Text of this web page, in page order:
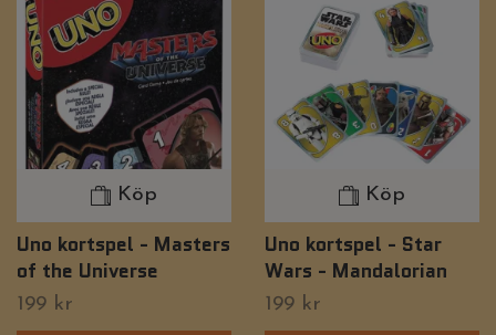
Köp
Uno kortspel - Masters
of the Universe
199 kr
Köp
Uno kortspel - Star
Wars - Mandalorian
199 kr